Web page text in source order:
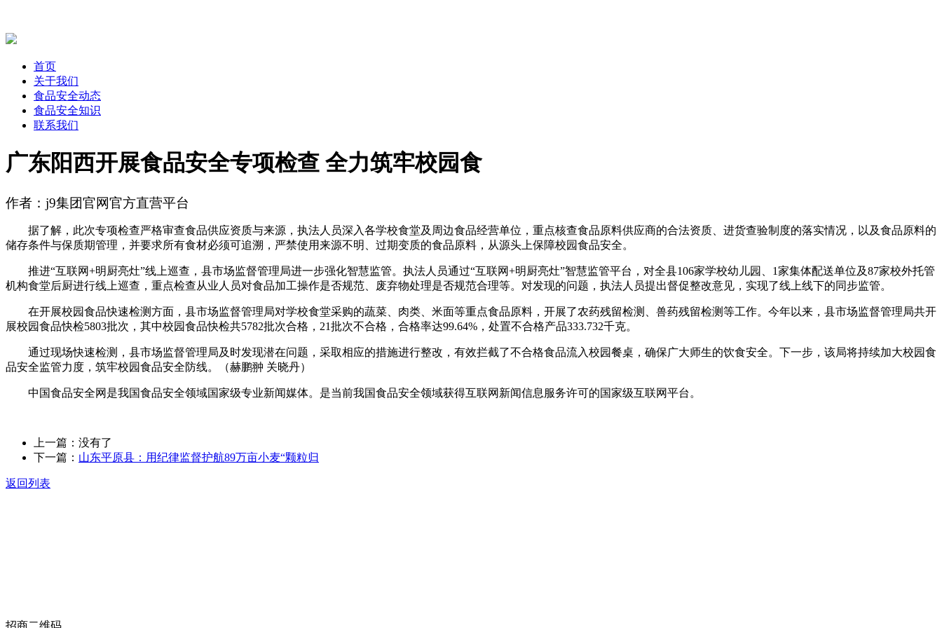
首页
关于我们
食品安全动态
食品安全知识
联系我们
广东阳西开展食品安全专项检查 全力筑牢校园食
作者：j9集团官网官方直营平台
据了解，此次专项检查严格审查食品供应资质与来源，执法人员深入各学校食堂及周边食品经营单位，重点核查食品原料供应商的合法资质、进货查验制度的落实情况，以及食品原料的
储存条件与保质期管理，并要求所有食材必须可追溯，严禁使用来源不明、过期变质的食品原料，从源头上保障校园食品安全。
推进“互联网+明厨亮灶”线上巡查，县市场监督管理局进一步强化智慧监管。执法人员通过“互联网+明厨亮灶”智慧监管平台，对全县106家学校幼儿园、1家集体配送单位及87家校外托管
机构食堂后厨进行线上巡查，重点检查从业人员对食品加工操作是否规范、废弃物处理是否规范合理等。对发现的问题，执法人员提出督促整改意见，实现了线上线下的同步监管。
在开展校园食品快速检测方面，县市场监督管理局对学校食堂采购的蔬菜、肉类、米面等重点食品原料，开展了农药残留检测、兽药残留检测等工作。今年以来，县市场监督管理局共开
展校园食品快检5803批次，其中校园食品快检共5782批次合格，21批次不合格，合格率达99.64%，处置不合格产品333.732千克。
通过现场快速检测，县市场监督管理局及时发现潜在问题，采取相应的措施进行整改，有效拦截了不合格食品流入校园餐桌，确保广大师生的饮食安全。下一步，该局将持续加大校园食
品安全监管力度，筑牢校园食品安全防线。（赫鹏翀 关晓丹）
中国食品安全网是我国食品安全领域国家级专业新闻媒体。是当前我国食品安全领域获得互联网新闻信息服务许可的国家级互联网平台。
上一篇：没有了
下一篇： 山东平原县：用纪律监督护航89万亩小麦“颗粒归
返回列表
招商二维码